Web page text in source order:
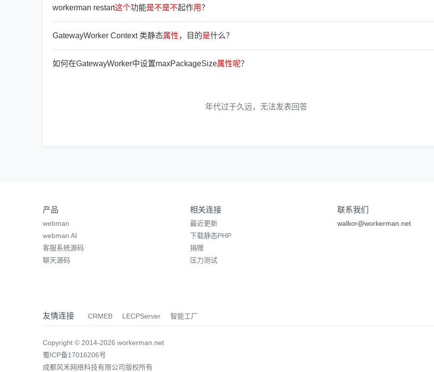
workerman restart这个功能是不是不起作用？
GatewayWorker Context 类静态属性，目的是什么？
如何在GatewayWorker中设置maxPackageSize属性呢？
年代过于久远，无法发表回答
产品
webman
webman AI
客服系统源码
聊天源码
相关连接
最近更新
下载静态PHP
捐赠
压力测试
联系我们
walkor@workerman.net
友情连接 CRMEB LECPServer 智能工厂
Copyright © 2014-2026 workerman.net
蜀ICP备17016206号
成都风禾网络科技有限公司版权所有